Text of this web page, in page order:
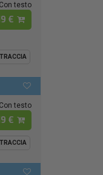
Con testo
€
Con testo
€